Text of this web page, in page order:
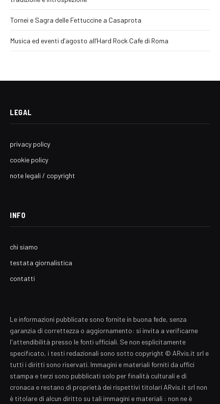
Tornei e Sagra delle Fettuccine a Casaprota
Musica ed eventi d’agosto all’Hard Rock Cafe di Roma
LEGAL
privacy policy
cookie policy
note legali / copyright
INFO
chi siamo
testata giornalistica
contatti
Le informazioni pubblicate sono fornite in buona fede, senza
garanzia di correttezza o aggiornamento: si invita a verificarne
l'attendibilità presso le fonti ufficiali. Se non esplicitamente
specificato, i testi redazionali sono sotto copyright © ARvis.it srl e
tutti i diritti sono riservati. Immagini e materiali forniti da uffici
stampa e terzi sono pubblicati solo per finalità culturali e di
cronaca e restano di proprietà dei rispettivi titolari ARvis.it srl non
è titolare di alcun diritto su tali immagini e materiali : non ne è